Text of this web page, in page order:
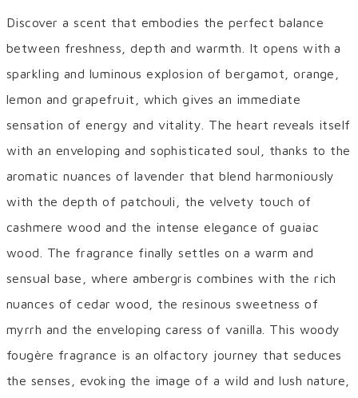
Discover a scent that embodies the perfect balance
between freshness, depth and warmth. It opens with a
sparkling and luminous explosion of bergamot, orange,
lemon and grapefruit, which gives an immediate
sensation of energy and vitality. The heart reveals itself
with an enveloping and sophisticated soul, thanks to the
aromatic nuances of lavender that blend harmoniously
with the depth of patchouli, the velvety touch of
cashmere wood and the intense elegance of guaiac
wood. The fragrance finally settles on a warm and
sensual base, where ambergris combines with the rich
nuances of cedar wood, the resinous sweetness of
myrrh and the enveloping caress of vanilla. This woody
fougère fragrance is an olfactory journey that seduces
the senses, evoking the image of a wild and lush nature,